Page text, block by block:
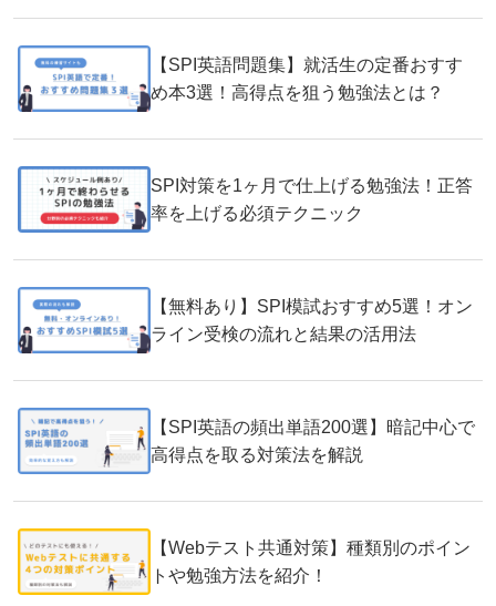
【SPI英語問題集】就活生の定番おすす
め本3選！高得点を狙う勉強法とは？
SPI対策を1ヶ月で仕上げる勉強法！正答
率を上げる必須テクニック
【無料あり】SPI模試おすすめ5選！オン
ライン受検の流れと結果の活用法
【SPI英語の頻出単語200選】暗記中心で
高得点を取る対策法を解説
【Webテスト共通対策】種類別のポイン
トや勉強方法を紹介！